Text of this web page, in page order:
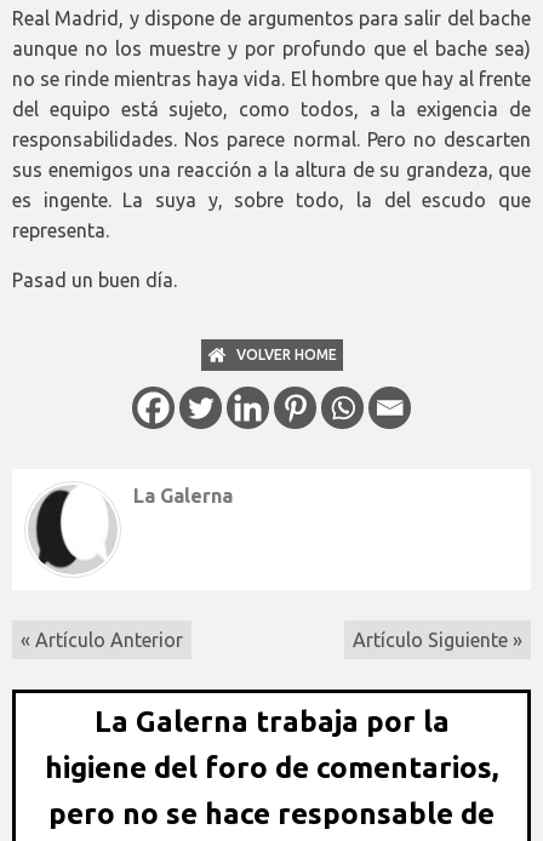
Real Madrid, y dispone de argumentos para salir del bache
aunque no los muestre y por profundo que el bache sea)
no se rinde mientras haya vida. El hombre que hay al frente
del equipo está sujeto, como todos, a la exigencia de
responsabilidades. Nos parece normal. Pero no descarten
sus enemigos una reacción a la altura de su grandeza, que
es ingente. La suya y, sobre todo, la del escudo que
representa.
Pasad un buen día.
VOLVER HOME
La Galerna
« Artículo Anterior Artículo Siguiente »
La Galerna trabaja por la
higiene del foro de comentarios,
pero no se hace responsable de